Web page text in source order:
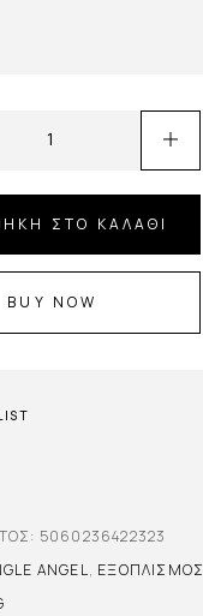
ΣΤΟ ΚΑΛΆΘΙ
BUY NOW
5060236422323
ANGEL, ΕΞΟΠΛΙΣΜΌΣ